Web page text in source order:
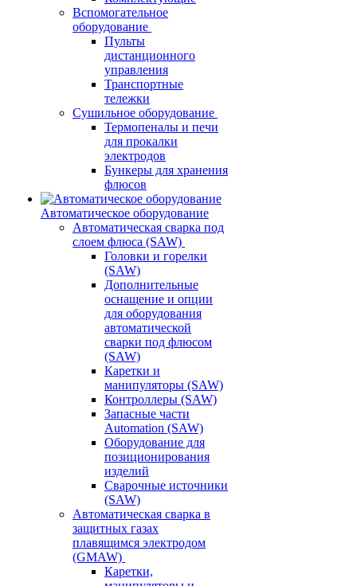
Вспомогательное
оборудование
Пульты
дистанционного
управления
Транспортные
тележки
Сушильное оборудование
Термопеналы и печи
для прокалки
электродов
Бункеры для хранения
флюсов
Автоматическое оборудование
Автоматическая сварка под
слоем флюса (SAW)
Головки и горелки
(SAW)
Дополнительные
оснащение и опции
для оборудования
автоматической
сварки под флюсом
(SAW)
Каретки и
манипуляторы (SAW)
Контроллеры (SAW)
Запасные части
Automation (SAW)
Оборудование для
позиционирования
изделий
Сварочные источники
(SAW)
Автоматическая сварка в
защитных газах
плавящимся электродом
(GMAW)
Каретки,